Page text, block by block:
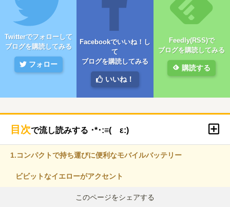
Twitterでフォローして
ブログを購読してみる
フォロー
Facebookでいいね！し
て
ブログを購読してみる
いいね！
Feedly(RSS)で
ブログを購読してみる
購読する
目次で流し読みする ･*･:≡( ε:)
1.コンパクトで持ち運びに便利なモバイルバッテリー
ビビットなイエローがアクセント
このページをシェアする